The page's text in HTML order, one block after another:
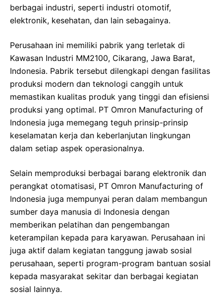
berbagai industri, seperti industri otomotif,
elektronik, kesehatan, dan lain sebagainya.
Perusahaan ini memiliki pabrik yang terletak di
Kawasan Industri MM2100, Cikarang, Jawa Barat,
Indonesia. Pabrik tersebut dilengkapi dengan fasilitas
produksi modern dan teknologi canggih untuk
memastikan kualitas produk yang tinggi dan efisiensi
produksi yang optimal. PT Omron Manufacturing of
Indonesia juga memegang teguh prinsip-prinsip
keselamatan kerja dan keberlanjutan lingkungan
dalam setiap aspek operasionalnya.
Selain memproduksi berbagai barang elektronik dan
perangkat otomatisasi, PT Omron Manufacturing of
Indonesia juga mempunyai peran dalam membangun
sumber daya manusia di Indonesia dengan
memberikan pelatihan dan pengembangan
keterampilan kepada para karyawan. Perusahaan ini
juga aktif dalam kegiatan tanggung jawab sosial
perusahaan, seperti program-program bantuan sosial
kepada masyarakat sekitar dan berbagai kegiatan
sosial lainnya.